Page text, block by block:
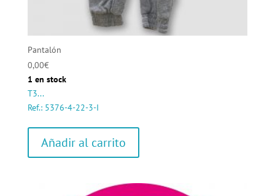
Pantalón
0,00€
1 en stock
T3...
Ref.: 5376-4-22-3-I
Añadir al carrito